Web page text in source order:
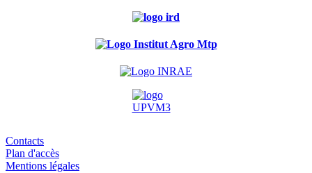
Contacts
Plan d'accès
Mentions légales